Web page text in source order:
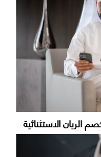
الاستثنائية